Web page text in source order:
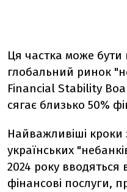
Ця частка може
глобальний ринок
Financial Stability
сягає близько 50%
Найважливіші
українських
2024 року вводяться
фінансові послуги,